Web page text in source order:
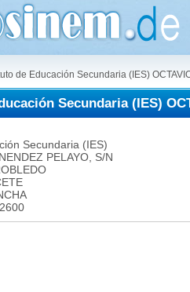
de Educación Secundaria (IES)
Secundaria (IES)
Secundaria (IES)
PELAYO, S/N